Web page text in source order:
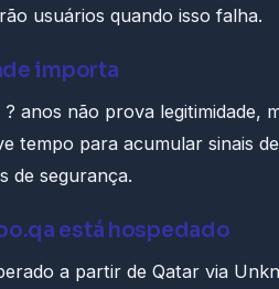
usuários quando isso falha.
importa
anos não prova legitimidade,
tempo para acumular sinais
de segurança.
está hospedado
a partir de Qatar via